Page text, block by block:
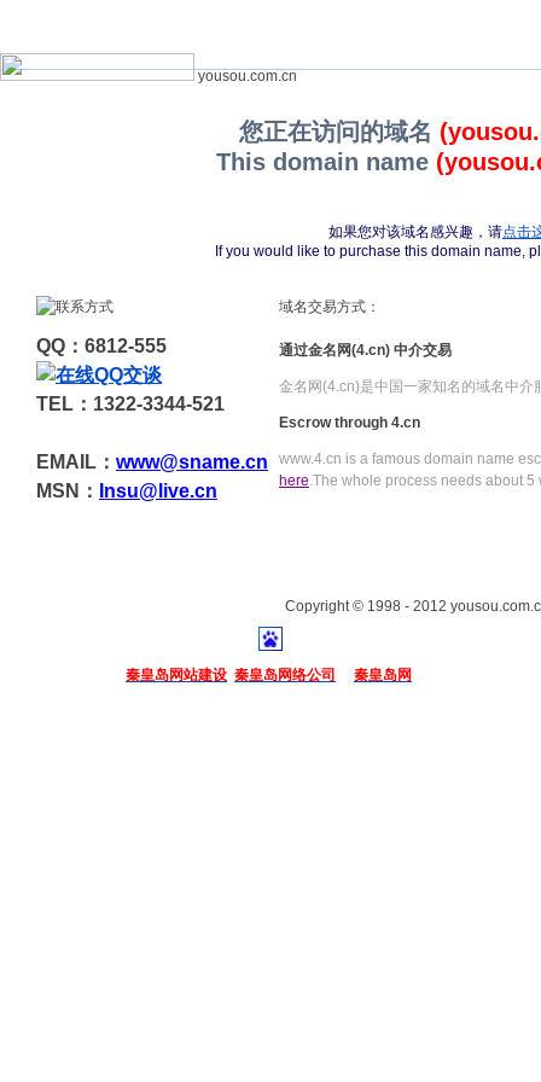
yousou.com.cn
您正在访问的域名
This domain name
如果您对该域名感兴趣，请点击
If you would like to purchase this domain name,
QQ：6812-555
TEL：1322-3344-521
EMAIL： www@sname.cn
MSN：
Insu@live.cn
域名交易方式：
通过金名网(4.cn) 中介交易
金名网(4.cn)是中国一家知名的域名中介
Escrow through 4.cn
www.4.cn is a famous domain name
here.The whole process needs about 5
Copyright © 1998 - 2012
秦皇岛网站建设 秦皇岛网络公司 秦皇岛网